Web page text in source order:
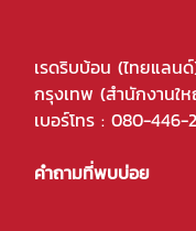
เรดริบบ้อน (ไทยแลน
กรุงเทพ (สำนักงานใ
เบอร์โทร : 080-446-
คำถามที่พบบ่อย